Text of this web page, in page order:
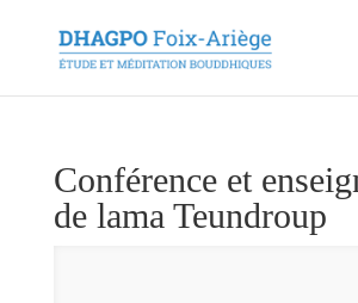
Conférence et
de lama Teundroup